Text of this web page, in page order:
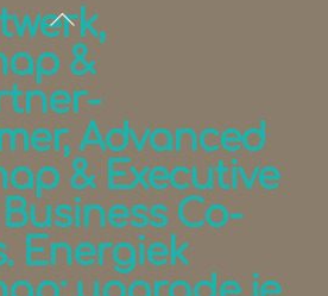
Back
To
Top
&
Advanced
& Executive
Co-
Energiek